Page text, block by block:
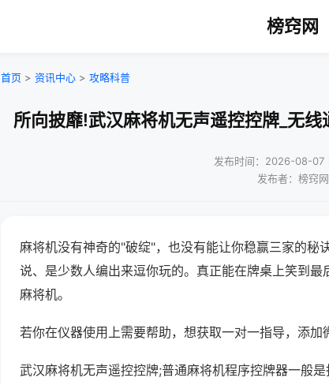
榜窍网
首页 > 资讯中心 > 攻略科普
所向披靡!武汉麻将机无声遥控控牌_无
发布时间：2026-08-07
发布者：榜窍网
麻将机没有神奇的"破绽"，也没有能让你稳赢三家的秘
说、是少数人编出来逗你玩的。真正能在牌桌上笑到
麻将机。
若你在仪器使用上需要帮助，想获取一对一指导，添加
武汉麻将机无声遥控控牌;普通麻将机程序控牌器一般